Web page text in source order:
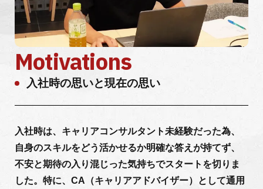
Motivations
入社時の思いと現在の思い
入社時は、キャリアコンサルタント未経験だった為、
自身のスキルをどう活かせるか明確な答えが持てず、
不安と期待の入り混じった気持ちでスタートを切りま
した。特に、CA（キャリアアドバイザー）として通用